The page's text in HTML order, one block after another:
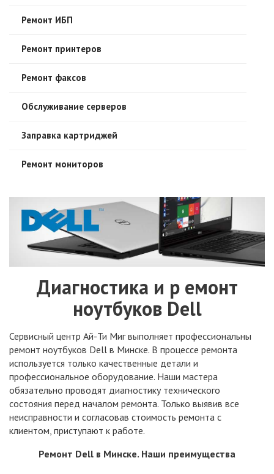
Ремонт ИБП
Ремонт принтеров
Ремонт факсов
Обслуживание серверов
Заправка картриджей
Ремонт мониторов
Диагностика и р емонт
ноутбуков Dell
Сервисный центр Ай-Ти Миг выполняет профессиональны
ремонт ноутбуков Dell в Минске. В процессе ремонта
используется только качественные детали и
профессиональное оборудование. Наши мастера
обязательно проводят диагностику технического
состояния перед началом ремонта. Только выявив все
неисправности и согласовав стоимость ремонта с
клиентом, приступают к работе.
Ремонт Dell в Минске. Наши преимущества